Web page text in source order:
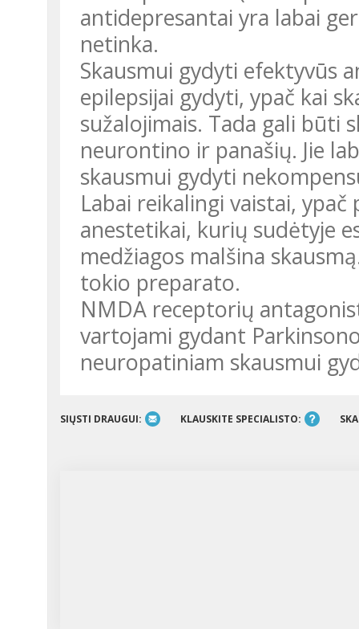
antidepresantai yra labai
netinka.
Skausmui gydyti efektyvūs
epilepsijai gydyti, ypač kai
sužalojimais. Tada gali būti
neurontino ir panašių. Jie
skausmui gydyti
Labai reikalingi vaistai,
anestetikai, kurių sudėtyje
medžiagos malšina
tokio preparato.
NMDA receptorių
vartojami gydant
neuropatiniam skausmui
SIŲSTI DRAUGUI: KLAUSKITE SPECIALISTO: